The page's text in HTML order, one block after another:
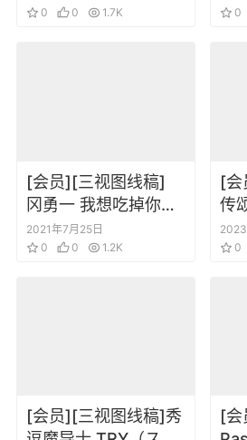
0
0 1.7K
0
[会员][三视图线稿]
冈勇一 我想吃掉你的
胰脏 设定线稿原画集
2021年7月25日
0
0 1.2K
[会
传
设
0
[会员][三视图线稿]秀
[会